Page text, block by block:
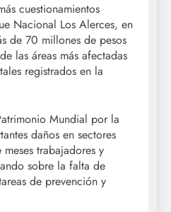
cuestionamientos
Nacional Los Alerces, en
de 70 millones de pesos
las áreas más afectadas
registrados en la
Mundial por la
daños en sectores
trabajadores y
sobre la falta de
de prevención y